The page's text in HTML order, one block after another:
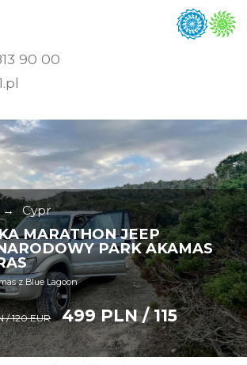
90 00
→ Cypr
MARATHON JEEP
PARK AKAMAS
z Blue Lagoon
/ 120 EUR
499 PLN / 115